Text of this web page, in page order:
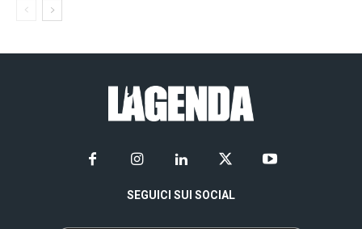
SEGUICI SUI SOCIAL